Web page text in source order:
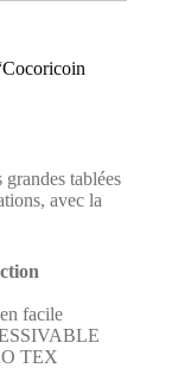
tablées
avec la
facile
TEX